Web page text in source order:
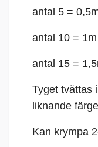
antal 5 =
antal 10 = 1m
antal 15 =
Tyget tvättas
liknande
Kan krympa